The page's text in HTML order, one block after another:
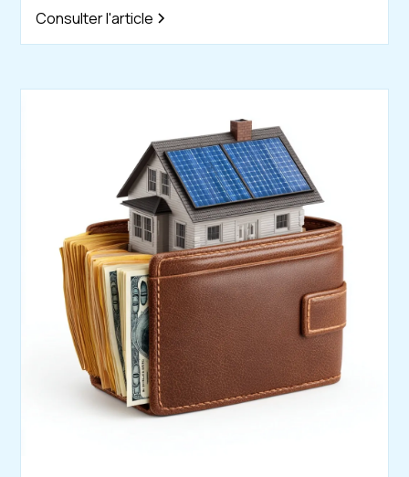
Consulter l'article